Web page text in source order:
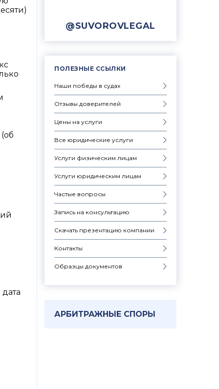
@SUVOROVLEGAL
ПОЛЕЗНЫЕ ССЫЛКИ
Наши победы в судах
Отзывы доверителей
Цены на услуги
Все юридические услуги
Услуги физическим лицам
Услуги юридическим лицам
Частые вопросы
Запись на консультацию
Скачать презентацию компании
Контакты
Образцы документов
АРБИТРАЖНЫЕ СПОРЫ